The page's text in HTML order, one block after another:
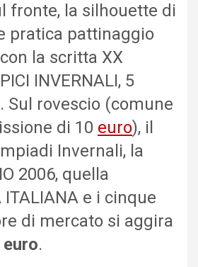
fronte, la silhouette di
pratica pattinaggio
la scritta XX
INVERNALI, 5
Sul rovescio (comune
di 10 euro), il
Invernali, la
2006, quella
ITALIANA e i cinque
di mercato si aggira
.